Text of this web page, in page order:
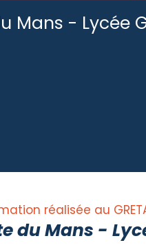
Mans - Lycée
réalisée au
du Mans -